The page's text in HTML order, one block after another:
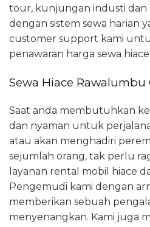
tour, kunjungan industi dan
dengan sistem sewa harian
customer support kami
penawaran harga sewa
Sewa Hiace Rawalumbu
Saat anda membutuhkan
dan nyaman untuk
atau akan menghadiri
sejumlah orang, tak perlu
layanan rental mobil hiace
Pengemudi kami dengan
memberikan sebuah
menyenangkan. Kami juga